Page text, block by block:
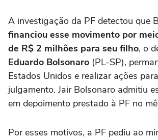
A investigação da PF detectou que
financiou esse movimento por
de R$ 2 milhões para seu filho, o
Eduardo Bolsonaro (PL-SP),
Estados Unidos e realizar ações
julgamento. Jair Bolsonaro admitiu
em depoimento prestado à PF no
Por esses motivos, a PF pediu ao